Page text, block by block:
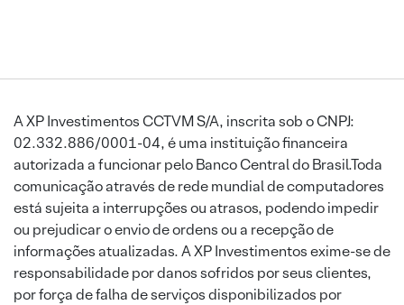
A XP Investimentos CCTVM S/A, inscrita sob o CNPJ:
02.332.886/0001-04, é uma instituição financeira
autorizada a funcionar pelo Banco Central do Brasil.Toda
comunicação através de rede mundial de computadores
está sujeita a interrupções ou atrasos, podendo impedir
ou prejudicar o envio de ordens ou a recepção de
informações atualizadas. A XP Investimentos exime-se de
responsabilidade por danos sofridos por seus clientes,
por força de falha de serviços disponibilizados por